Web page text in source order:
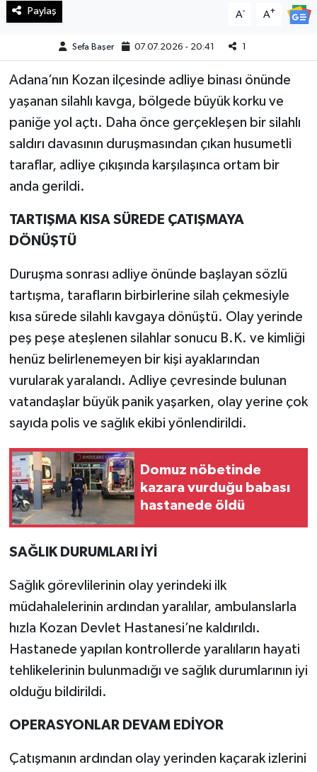
Paylaş A- A+
Sefa Başer 07.07.2026 - 20:41 1
Adana’nın Kozan ilçesinde adliye binası önünde
yaşanan silahlı kavga, bölgede büyük korku ve
paniğe yol açtı. Daha önce gerçekleşen bir silahlı
saldırı davasının duruşmasından çıkan husumetli
taraflar, adliye çıkışında karşılaşınca ortam bir
anda gerildi.
TARTIŞMA KISA SÜREDE ÇATIŞMAYA
DÖNÜŞTÜ
Duruşma sonrası adliye önünde başlayan sözlü
tartışma, tarafların birbirlerine silah çekmesiyle
kısa sürede silahlı kavgaya dönüştü. Olay yerinde
peş peşe ateşlenen silahlar sonucu B.K. ve kimliği
henüz belirlenemeyen bir kişi ayaklarından
vurularak yaralandı. Adliye çevresinde bulunan
vatandaşlar büyük panik yaşarken, olay yerine çok
sayıda polis ve sağlık ekibi yönlendirildi.
Domuz nöbetinde
kazara vurduğu babası
hastanede öldü
SAĞLIK DURUMLARI İYİ
Sağlık görevlilerinin olay yerindeki ilk
müdahalelerinin ardından yaralılar, ambulanslarla
hızla Kozan Devlet Hastanesi’ne kaldırıldı.
Hastanede yapılan kontrollerde yaralıların hayati
tehlikelerinin bulunmadığı ve sağlık durumlarının iyi
olduğu bildirildi.
OPERASYONLAR DEVAM EDİYOR
Çatışmanın ardından olay yerinden kaçarak izlerini
Spor
SürManşet
Teknoloji
Yaşam